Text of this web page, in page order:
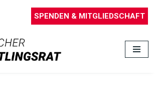
SPENDEN & MITGLIEDSCHAFT